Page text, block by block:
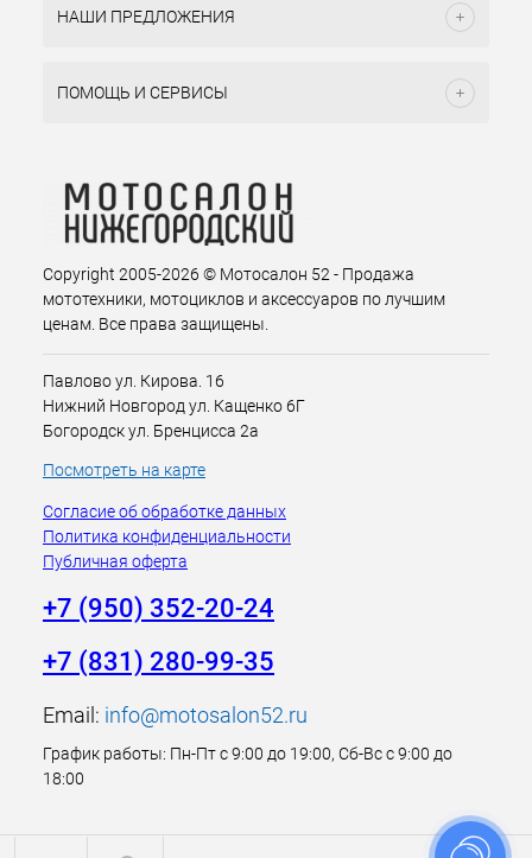
НАШИ ПРЕДЛОЖЕНИЯ
ПОМОЩЬ И СЕРВИСЫ
Copyright 2005-2026 © Мотосалон 52 - Продажа
мототехники, мотоциклов и аксессуаров по лучшим
ценам. Все права защищены.
Павлово ул. Кирова. 16
Нижний Новгород ул. Кащенко 6Г
Богородск ул. Бренцисса 2а
Посмотреть на карте
Согласие об обработке данных
Политика конфиденциальности
Публичная оферта
+7 (950) 352-20-24
+7 (831) 280-99-35
Email: info@motosalon52.ru
График работы: Пн-Пт с 9:00 до 19:00, Сб-Вс с 9:00 до
18:00